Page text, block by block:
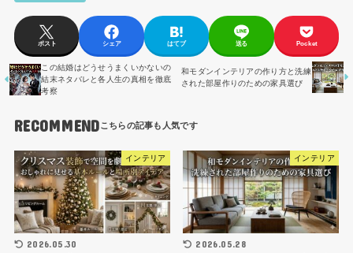
ポスト シェア はてブ 送る Pocket
この結婚はどうせうまくいかないの
結末ネタバレと各人生の真相を徹底
考察
和モダンインテリアの作り方と洗練
された部屋作りのための家具選び
RECOMMEND
インテリア
2026.05.30
インテリア
2026.05.28